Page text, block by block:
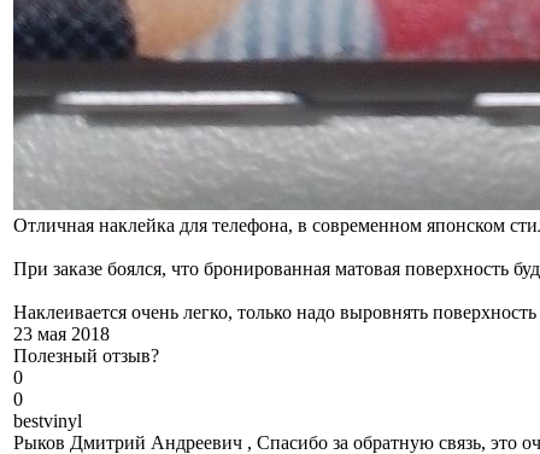
Отличная наклейка для телефона, в современном японском
При заказе боялся, что бронированная матовая поверхность
Наклеивается очень легко, только надо выровнять
23 мая 2018
Полезный отзыв?
0
0
bestvinyl
Рыков Дмитрий Андреевич , Спасибо за обратную связь, это